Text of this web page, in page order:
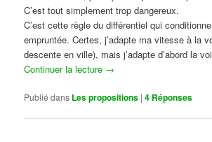
C’est tout simplement trop dangereux.
C’est cette règle du différentiel qui
empruntée. Certes, j’adapte ma vitesse à la
descente en ville), mais j’adapte d’abord la
Continuer la lecture →
Publié dans Les propositions |4 Réponses